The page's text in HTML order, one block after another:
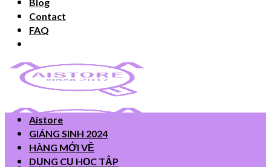
Contact
FAQ
Aistore
GIÁNG SINH 2024
HÀNG MỚI VỀ
DỤNG CỤ HỌC TẬP